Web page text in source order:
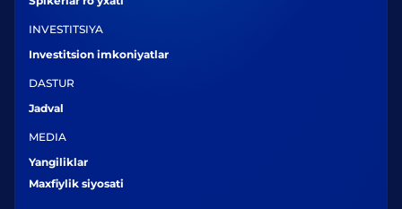
INVESTITSIYA
Investitsion imkoniyatlar
DASTUR
Jadval
MEDIA
Yangiliklar
Maxfiylik siyosati